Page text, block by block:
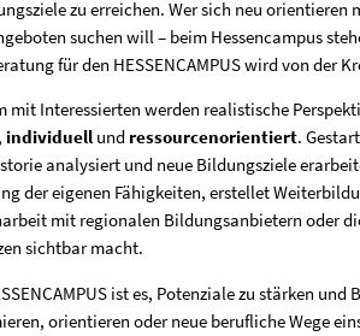
zu erreichen. Wer sich neu
suchen will – beim Hessencampus
für den HESSENCAMPUS wird von der
mit Interessierten werden realistische
, individuell und ressourcenorientiert.
analysiert und neue Bildungsziele
der eigenen Fähigkeiten, erstellet
mit regionalen Bildungsanbietern oder
sichtbar macht.
ist es, Potenziale zu stärken
orientieren oder neue berufliche Wege